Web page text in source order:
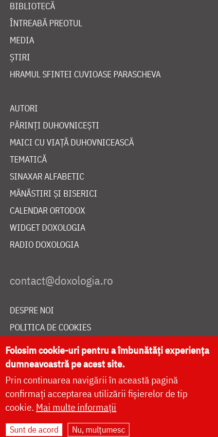
BIBLIOTECĂ
ÎNTREABĂ PREOTUL
MEDIA
ȘTIRI
HRAMUL SFINTEI CUVIOASE PARASCHEVA
AUTORI
PĂRINȚI DUHOVNICEȘTI
MAICI CU VIAȚĂ DUHOVNICEASCĂ
TEMATICĂ
SINAXAR ALFABETIC
MĂNĂSTIRI ȘI BISERICI
CALENDAR ORTODOX
WIDGET DOXOLOGIA
RADIO DOXOLOGIA
DESPRE NOI
POLITICA DE COOKIES
DONEAZĂ ONLINE PENTRU CATEDRALA NAȚIONALĂ
LIVE
Site dezvoltat deDOXOLOGIA MEDIA
Folosim cookie-uri pentru a îmbunătăți experiența
dumneavoastră pe acest site.
Prin continuarea navigării în această pagină
confirmați acceptarea utilizării fișierelor de tip
cookie. Mai multe informații
Sunt de acord Nu, mulțumesc